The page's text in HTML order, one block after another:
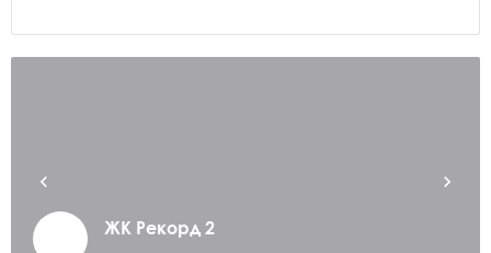
ЖК Рекорд 2